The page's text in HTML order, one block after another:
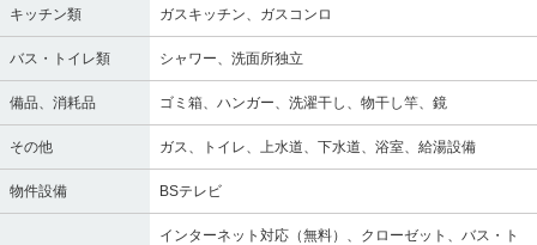
キッチン類 ガスキッチン、ガスコンロ
バス・トイレ類 シャワー、洗面所独立
備品、消耗品 ゴミ箱、ハンガー、洗濯干し、物干し竿、鏡
その他 ガス、トイレ、上水道、下水道、浴室、給湯設備
物件設備 BSテレビ
インターネット対応（無料）、クローゼット、バス・ト